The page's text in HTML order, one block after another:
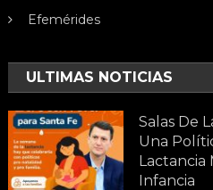
Efemérides
ULTIMAS NOTICIAS
Salas De
Una
Lactancia
Infancia